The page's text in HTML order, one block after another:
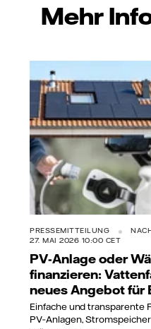
Mehr
PRESSEMITTEILUNG
27. MAI 2026 10:00 CET
PV-Anlage oder
finanzieren:
neues Angebot für
Einfache und transparente
PV‑Anlagen,